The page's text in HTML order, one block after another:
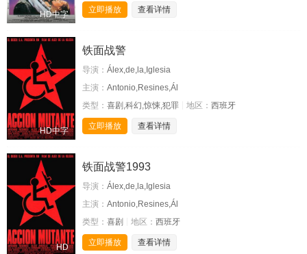
HD中字 立即播放 查看详情
HD中字
铁面战警
导演： Álex,de,la,Iglesia
主演： Antonio,Resines,Ál
类型： 喜剧,科幻,惊悚,犯罪 地区： 西班牙
立即播放 查看详情
HD
铁面战警1993
导演： Álex,de,la,Iglesia
主演： Antonio,Resines,Ál
类型： 喜剧 地区： 西班牙
立即播放 查看详情